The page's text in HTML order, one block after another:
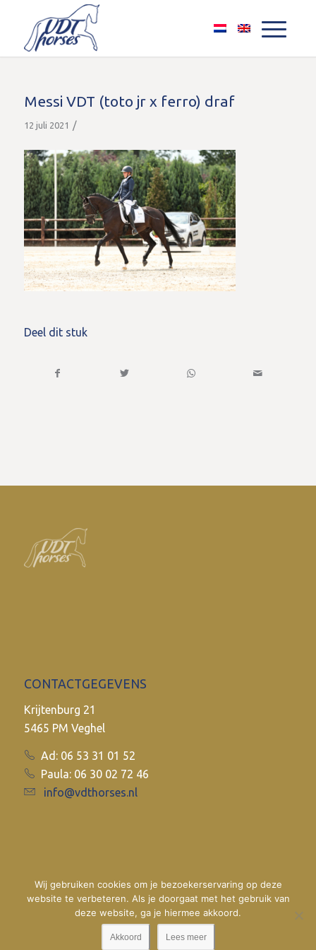
Messi VDT (toto jr x ferro) draf
12 juli 2021 /
Deel dit stuk
CONTACTGEGEVENS
Krijtenburg 21
5465 PM Veghel
Ad: 06 53 31 01 52
Paula: 06 30 02 72 46
info@vdthorses.nl
Wij gebruiken cookies om je bezoekerservaring op deze
website te verbeteren. Als je doorgaat met het gebruik van
deze website, ga je hiermee akkoord.
Akkoord Lees meer